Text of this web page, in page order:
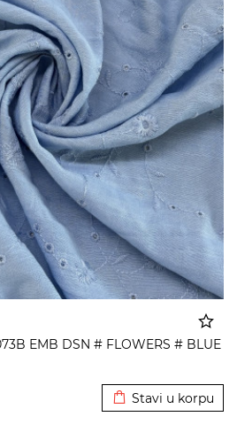
EMB DSN # FLOWERS # BLUE
Stavi u korpu